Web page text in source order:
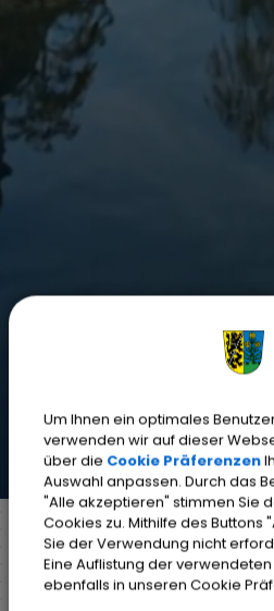
Markt Weisendorf
Mitarbeiter A-Z
Detail
Um Ihnen ein optimales
verwenden wir auf dieser
über die Cookie Präferenzen
Auswahl anpassen. Durch das
"Alle akzeptieren" stimmen Sie
Cookies zu. Mithilfe des Buttons
Sie der Verwendung nicht
Eine Auflistung der
ebenfalls in unseren Cookie